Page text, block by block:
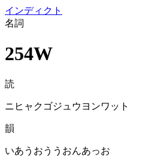
インディクト
名詞
254W
読
ニヒャクゴジュウヨンワット
韻
いあうおううおんあっお